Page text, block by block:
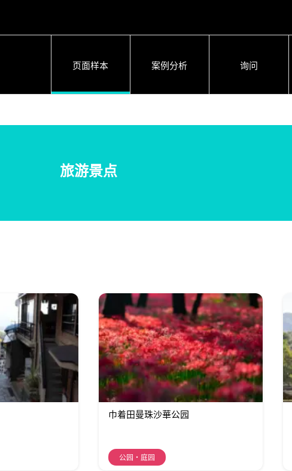
页面样本 案例分析 询问
旅游景点
巾着田曼珠沙華公园
公园・庭园